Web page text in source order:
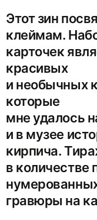
Этот зин
клеймам.
карточек
красивых
и необычных
которые
мне удалось
и в музее
кирпича.
в количестве
гравюры на